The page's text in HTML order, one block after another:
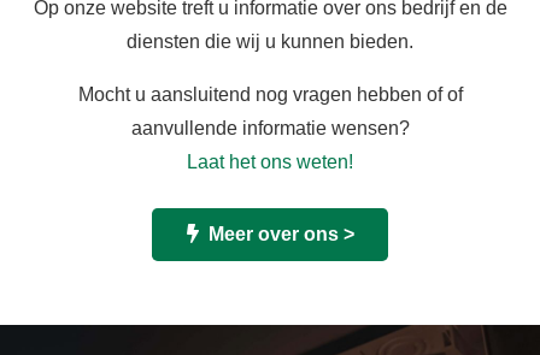
Op onze website treft u informatie over ons bedrijf en de
diensten die wij u kunnen bieden.
Mocht u aansluitend nog vragen hebben of of
aanvullende informatie wensen?
Laat het ons weten!
Meer over ons >